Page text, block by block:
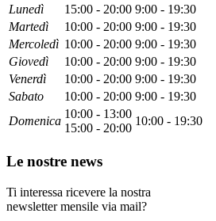
Lunedì 15:00 - 20:00 9:00 - 19:30
Martedì 10:00 - 20:00 9:00 - 19:30
Mercoledì 10:00 - 20:00 9:00 - 19:30
Giovedì 10:00 - 20:00 9:00 - 19:30
Venerdì 10:00 - 20:00 9:00 - 19:30
Sabato 10:00 - 20:00 9:00 - 19:30
Domenica
10:00 - 13:00
15:00 - 20:00
10:00 - 19:30
Le nostre news
Ti interessa ricevere la nostra
newsletter mensile via mail?